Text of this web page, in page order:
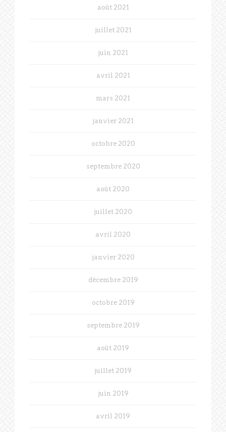
août 2021
juillet 2021
juin 2021
avril 2021
mars 2021
janvier 2021
octobre 2020
septembre 2020
août 2020
juillet 2020
avril 2020
janvier 2020
décembre 2019
octobre 2019
septembre 2019
août 2019
juillet 2019
juin 2019
avril 2019